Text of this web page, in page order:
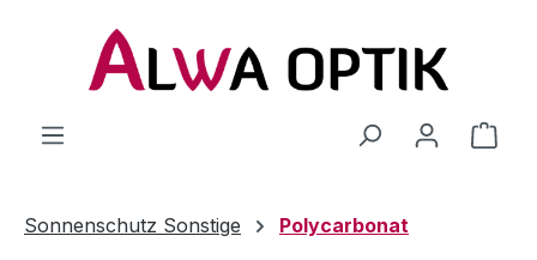
Zum Hauptinhalt springen
Sonnenschutz Sonstige Polycarbonat